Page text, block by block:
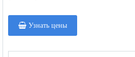
Узнать цены